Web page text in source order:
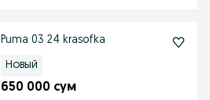
Puma 03 24 krasofka
Новый
650 000 сум